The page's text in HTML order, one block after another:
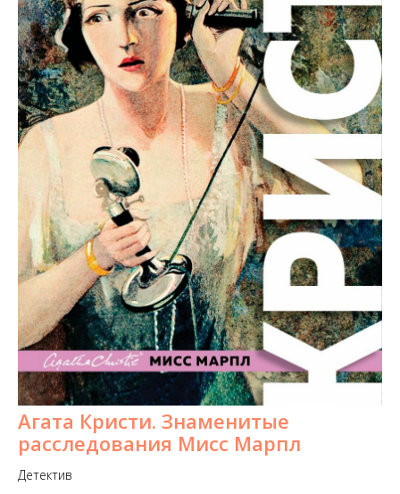
Агата Кристи. Знаменитые
расследования Мисс Марпл
Детектив